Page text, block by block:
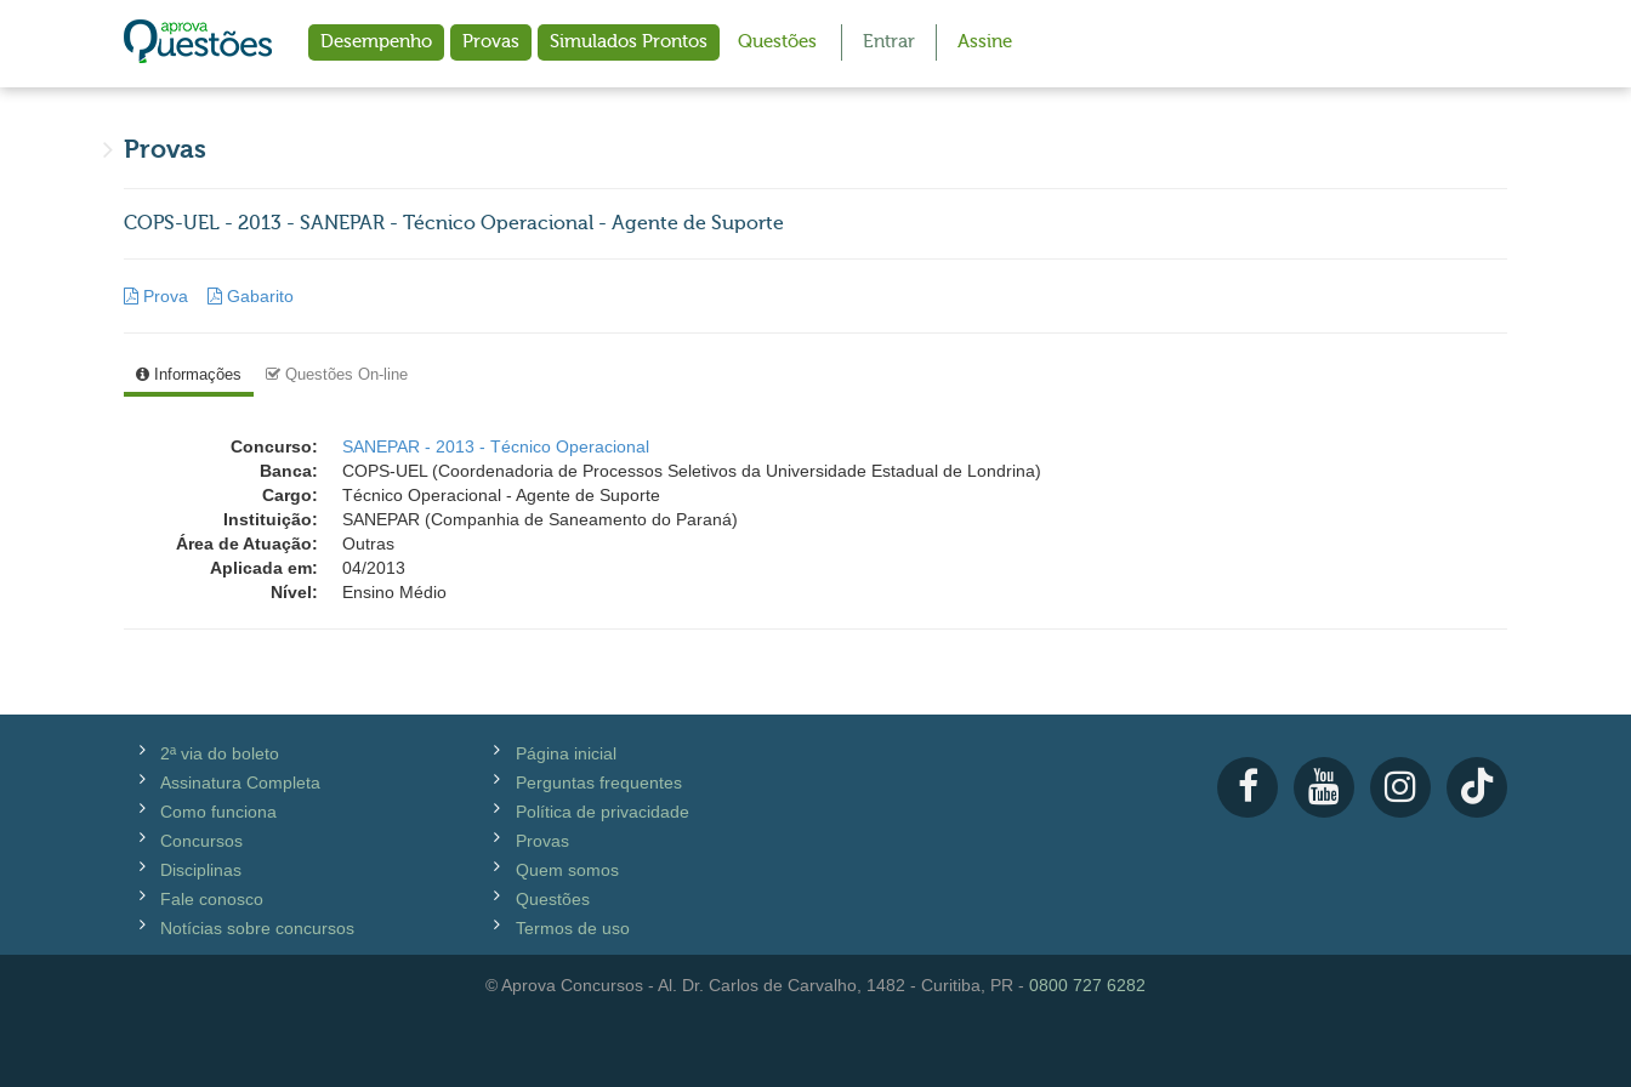
Desempenho Provas Simulados Prontos Questões Entrar Assine
Provas
COPS-UEL - 2013 - SANEPAR - Técnico Operacional - Agente de Suporte
Prova Gabarito
Informações Questões On-line
Concurso:
SANEPAR - 2013 - Técnico Operacional
Banca:
COPS-UEL (Coordenadoria de Processos Seletivos da Universidade Estadual de Londrina)
Cargo:
Técnico Operacional - Agente de Suporte
Instituição:
SANEPAR (Companhia de Saneamento do Paraná)
Área de Atuação:
Outras
Aplicada em:
04/2013
Nível:
Ensino Médio
2ª via do boleto
Assinatura Completa
Como funciona
Concursos
Disciplinas
Fale conosco
Notícias sobre concursos
Página inicial
Perguntas frequentes
Política de privacidade
Provas
Quem somos
Questões
Termos de uso
© Aprova Concursos - Al. Dr. Carlos de Carvalho, 1482 - Curitiba, PR - 0800 727 6282